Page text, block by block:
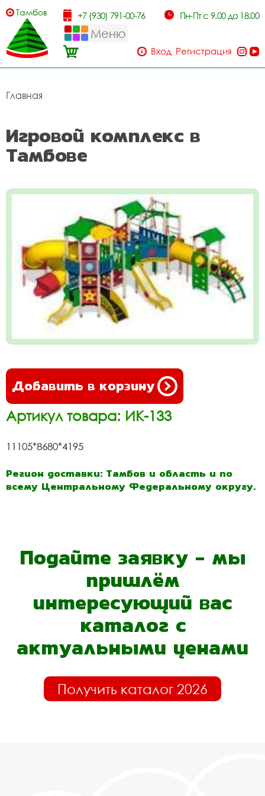
Тамбов +7 (930) 791-00-76 Пн-Пт с 9.00 до 18.00
Меню
Вход Регистрация
Главная
Игровой комплекс в
Тамбове
Добавить в корзину
Артикул товара: ИК-133
11105*8680*4195
Регион доставки: Тамбов и область и по
всему Центральному Федеральному округу.
Подайте заявку - мы
пришлём
интересующий вас
каталог с
актуальными ценами
Получить каталог 2026